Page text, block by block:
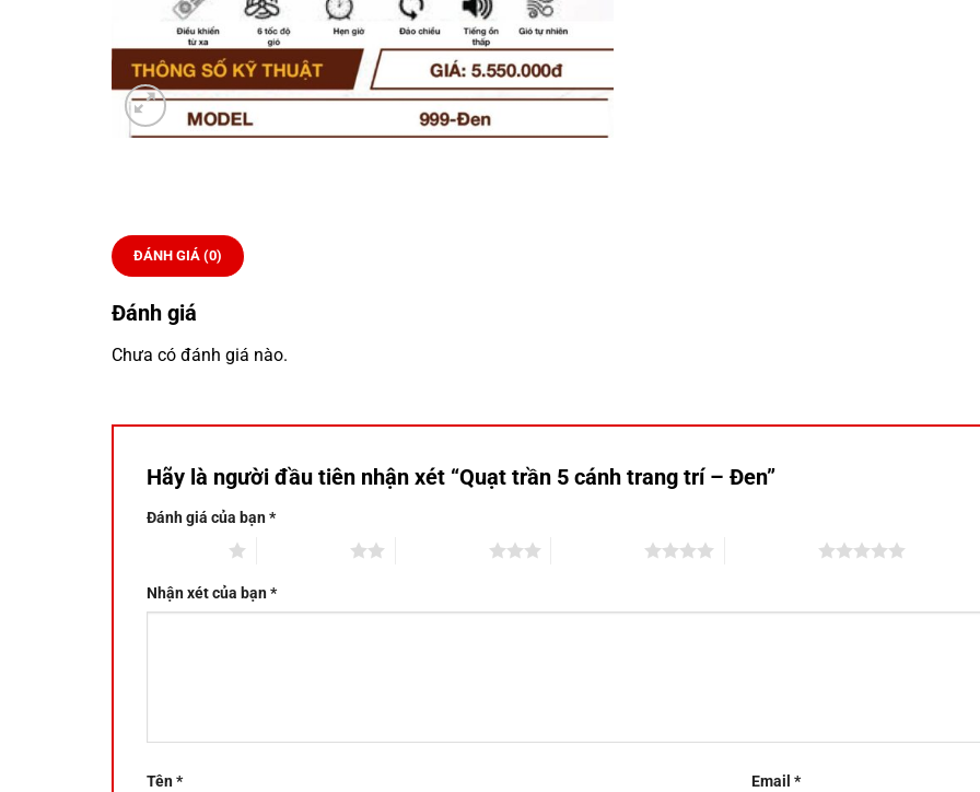
ĐÁNH GIÁ (0)
Đánh giá
Chưa có đánh giá nào.
Hãy là người đầu tiên nhận xét “Quạt trần 5 cánh trang trí – Đen”
Đánh giá của bạn*
Nhận xét của bạn*
Tên* Email *